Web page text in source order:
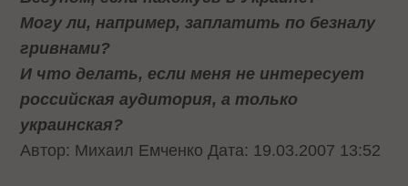
Могу ли, например, заплатить по безналу
гривнами?
И что делать, если меня не интересует
российская аудитория, а только
украинская?
Автор: Михаил Емченко Дата: 19.03.2007 13:52